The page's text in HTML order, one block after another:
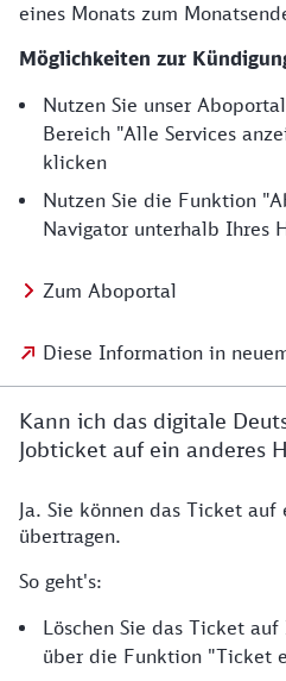
eines Monats zum
Möglichkeiten zur
Nutzen Sie unser
Bereich "Alle Services
klicken
Nutzen Sie die Funktion
Navigator unterhalb Ihres
Zum Aboportal
Diese Information in
Kann ich das digitale
Jobticket auf ein anderes
Ja. Sie können das Ticket auf
übertragen.
So geht's:
Löschen Sie das Ticket
über die Funktion "Ticket